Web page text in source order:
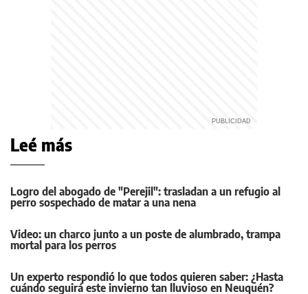
Leé más
Logro del abogado de "Perejil": trasladan a un refugio al
perro sospechado de matar a una nena
Video: un charco junto a un poste de alumbrado, trampa
mortal para los perros
Un experto respondió lo que todos quieren saber: ¿Hasta
cuándo seguirá este invierno tan lluvioso en Neuquén?